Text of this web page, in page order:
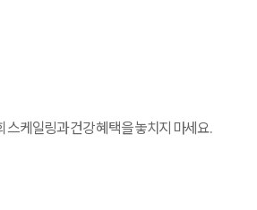
스케일링과 건강 혜택을 놓치지 마세요.